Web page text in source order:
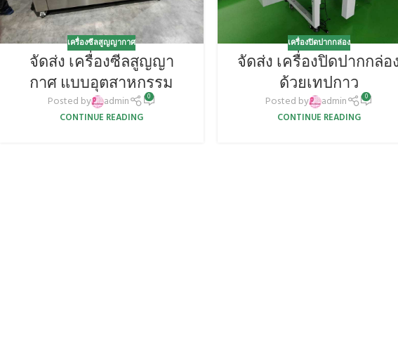
เครื่องซีลสูญญากาศ
จัดส่ง เครื่องซีลสูญญา
กาศ แบบอุตสาหกรรม
Posted by admin 0
CONTINUE READING
เครื่องปิดปากกล่อง
จัดส่ง เครื่องปิดปากกล่อ
ด้วยเทปกาว
Posted by admin 0
CONTINUE READING